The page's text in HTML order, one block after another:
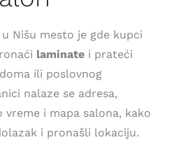
Nišu mesto je gde kupci
laminatei prateći
ili poslovnog
nalaze se adresa,
i mapa salona, kako
i pronašli lokaciju.